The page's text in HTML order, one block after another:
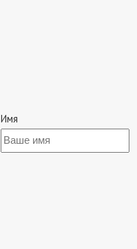
Имя